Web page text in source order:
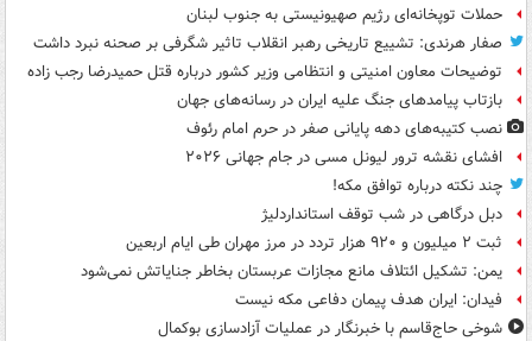
حملات توپخانه‌ای رژیم صهیونیستی به جنوب لبنان
صفار هرندی: تشییع تاریخی رهبر انقلاب تاثیر شگرفی بر صحنه نبرد داشت
توضیحات معاون امنیتی و انتظامی وزیر کشور درباره قتل حمیدرضا رجب زاده
بازتاب پیامدهای جنگ علیه ایران در رسانه‌های جهان
نصب کتیبه‌های دهه پایانی صفر در حرم امام رئوف
افشای نقشه ترور لیونل مسی در جام جهانی ۲۰۲۶
چند نکته درباره توافق مکه!
دبل درگاهی در شب توقف استانداردلیژ
ثبت ۲ میلیون و ۹۲۰ هزار تردد در مرز مهران طی ایام اربعین
یمن: تشکیل ائتلاف مانع مجازات عربستان بخاطر جنایاتش نمی‌شود
فیدان: ایران هدف پیمان دفاعی مکه نیست
شوخی حاج‌قاسم با خبرنگار در عملیات آزادسازی بوکمال